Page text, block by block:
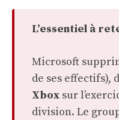
L’essentiel à
Microsoft
de ses effectifs),
Xboxsur
division. Le